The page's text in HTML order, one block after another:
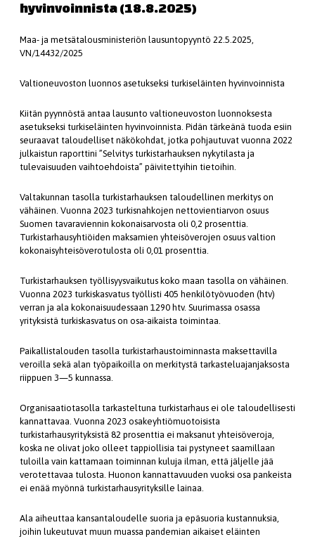
hyvinvoinnista (18.8.2025)
Maa- ja metsätalousministeriön lausuntopyyntö 22.5.2025,
VN/14432/2025
Valtioneuvoston luonnos asetukseksi turkiseläinten hyvinvoinnista
Kiitän pyynnöstä antaa lausunto valtioneuvoston luonnoksesta
asetukseksi turkiseläinten hyvinvoinnista. Pidän tärkeänä tuoda esiin
seuraavat taloudelliset näkökohdat, jotka pohjautuvat vuonna 2022
julkaistun raporttini ”Selvitys turkistarhauksen nykytilasta ja
tulevaisuuden vaihtoehdoista” päivitettyihin tietoihin.
Valtakunnan tasolla turkistarhauksen taloudellinen merkitys on
vähäinen. Vuonna 2023 turkisnahkojen nettovientiarvon osuus
Suomen tavaraviennin kokonaisarvosta oli 0,2 prosenttia.
Turkistarhausyhtiöiden maksamien yhteisöverojen osuus valtion
kokonaisyhteisöverotulosta oli 0,01 prosenttia.
Turkistarhauksen työllisyysvaikutus koko maan tasolla on vähäinen.
Vuonna 2023 turkiskasvatus työllisti 405 henkilötyövuoden (htv)
verran ja ala kokonaisuudessaan 1290 htv. Suurimassa osassa
yrityksistä turkiskasvatus on osa-aikaista toimintaa.
Paikallistalouden tasolla turkistarhaustoiminnasta maksettavilla
veroilla sekä alan työpaikoilla on merkitystä tarkasteluajanjaksosta
riippuen 3—5 kunnassa.
Organisaatiotasolla tarkasteltuna turkistarhaus ei ole taloudellisesti
kannattavaa. Vuonna 2023 osakeyhtiömuotoisista
turkistarhausyrityksistä 82 prosenttia ei maksanut yhteisöveroja,
koska ne olivat joko olleet tappiollisia tai pystyneet saamillaan
tuloilla vain kattamaan toiminnan kuluja ilman, että jäljelle jää
verotettavaa tulosta. Huonon kannattavuuden vuoksi osa pankeista
ei enää myönnä turkistarhausyrityksille lainaa.
Ala aiheuttaa kansantaloudelle suoria ja epäsuoria kustannuksia,
joihin lukeutuvat muun muassa pandemian aikaiset eläinten